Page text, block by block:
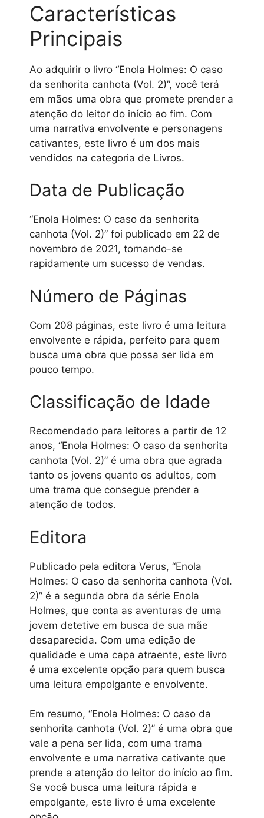
Características
Principais
Ao adquirir o livro “Enola Holmes: O caso
da senhorita canhota (Vol. 2)”, você terá
em mãos uma obra que promete prender a
atenção do leitor do início ao fim. Com
uma narrativa envolvente e personagens
cativantes, este livro é um dos mais
vendidos na categoria de Livros.
Data de Publicação
“Enola Holmes: O caso da senhorita
canhota (Vol. 2)” foi publicado em 22 de
novembro de 2021, tornando-se
rapidamente um sucesso de vendas.
Número de Páginas
Com 208 páginas, este livro é uma leitura
envolvente e rápida, perfeito para quem
busca uma obra que possa ser lida em
pouco tempo.
Classificação de Idade
Recomendado para leitores a partir de 12
anos, “Enola Holmes: O caso da senhorita
canhota (Vol. 2)” é uma obra que agrada
tanto os jovens quanto os adultos, com
uma trama que consegue prender a
atenção de todos.
Editora
Publicado pela editora Verus, “Enola
Holmes: O caso da senhorita canhota (Vol.
2)” é a segunda obra da série Enola
Holmes, que conta as aventuras de uma
jovem detetive em busca de sua mãe
desaparecida. Com uma edição de
qualidade e uma capa atraente, este livro
é uma excelente opção para quem busca
uma leitura empolgante e envolvente.
Em resumo, “Enola Holmes: O caso da
senhorita canhota (Vol. 2)” é uma obra que
vale a pena ser lida, com uma trama
envolvente e uma narrativa cativante que
prende a atenção do leitor do início ao fim.
Se você busca uma leitura rápida e
empolgante, este livro é uma excelente